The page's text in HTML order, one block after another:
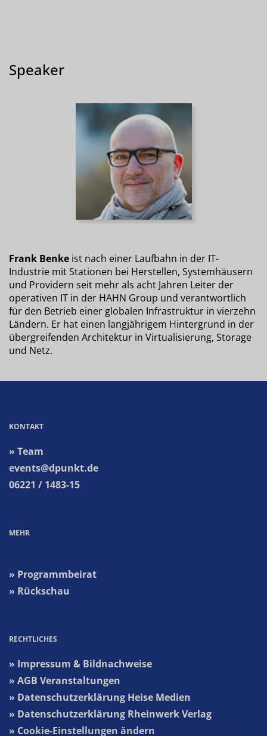
Speaker
Frank Benke ist nach einer Laufbahn in der IT-
Industrie mit Stationen bei Herstellen, Systemhäusern
und Providern seit mehr als acht Jahren Leiter der
operativen IT in der HAHN Group und verantwortlich
für den Betrieb einer globalen Infrastruktur in vierzehn
Ländern. Er hat einen langjährigem Hintergrund in der
übergreifenden Architektur in Virtualisierung, Storage
und Netz.
KONTAKT
» Team
events@dpunkt.de
06221 / 1483-15
MEHR
» Programmbeirat
» Rückschau
RECHTLICHES
» Impressum & Bildnachweise
» AGB Veranstaltungen
» Datenschutzerklärung Heise Medien
» Datenschutzerklärung Rheinwerk Verlag
» Cookie-Einstellungen ändern